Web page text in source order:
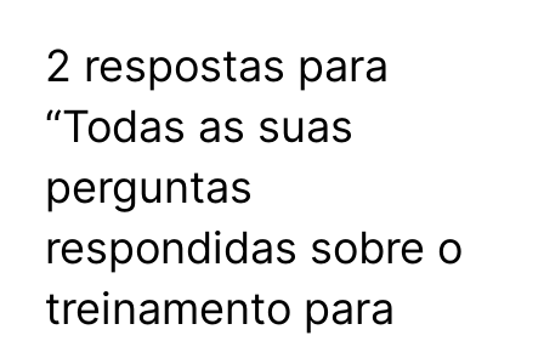
2 respostas para
“Todas as suas
perguntas
respondidas sobre o
treinamento para